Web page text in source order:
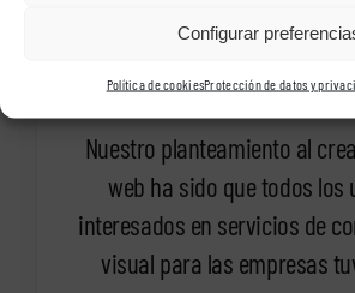
Configurar
Política de cookiesProtección de datos y
Catálogo de
VisualSign
Nuestro planteamiento al
web ha sido que todos los
interesados en servicios de
visual para las empresas